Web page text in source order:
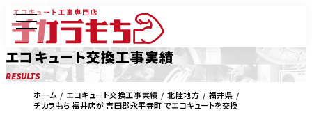
エコキュート交換工事実績
RESULTS
ホーム エコキュート交換工事実績 北陸地方
福井県
チカラもち 福井店が 吉田郡永平寺町 でエコキュートを交換